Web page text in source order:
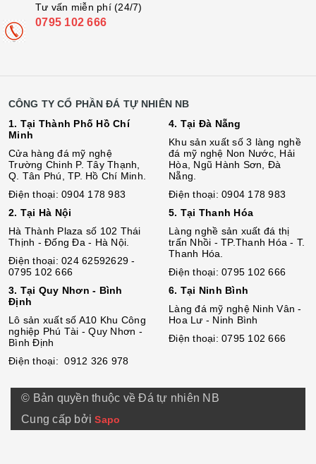
Tư vấn miễn phí (24/7)
0795 102 666
CÔNG TY CỔ PHẦN ĐÁ TỰ NHIÊN NB
1. Tại Thành Phố Hồ Chí
Minh
Cửa hàng đá mỹ nghệ
Trường Chinh P. Tây Thạnh,
Q. Tân Phú, TP. Hồ Chí Minh.
Điện thoại: 0904 178 983
2. Tại Hà Nội
Hà Thành Plaza số 102 Thái
Thịnh - Đống Đa - Hà Nội.
Điện thoại: 024 62592629 -
0795 102 666
3. Tại Quy Nhơn - Bình
Định
Lô sản xuất số A10 Khu Công
nghiệp Phú Tài - Quy Nhơn -
Bình Định
Điện thoại: 0912 326 978
4. Tại Đà Nẵng
Khu sản xuất số 3 làng nghề
đá mỹ nghệ Non Nước, Hải
Hòa, Ngũ Hành Sơn, Đà
Nẵng.
Điện thoại: 0904 178 983
5. Tại Thanh Hóa
Làng nghề sản xuất đá thị
trấn Nhồi - TP.Thanh Hóa - T.
Thanh Hóa.
Điện thoại: 0795 102 666
6. Tại Ninh Bình
Làng đá mỹ nghệ Ninh Vân -
Hoa Lư - Ninh Bình
Điện thoại: 0795 102 666
© Bản quyền thuộc về Đá tự nhiên NB
Cung cấp bởiSapo